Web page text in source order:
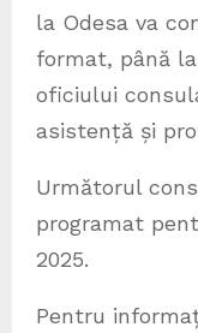
la Odesa va
format, până
oficiului
asistență și
Următorul
programat
2025.
Pentru